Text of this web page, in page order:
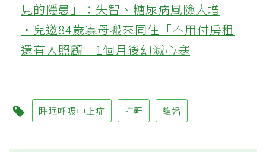
見的隱患」：失智、糖尿病風險大增
‧兒邀84歲寡母搬來同住「不用付房租
還有人照顧」1個月後幻滅心寒
睡眠呼吸中止症 打鼾 離婚